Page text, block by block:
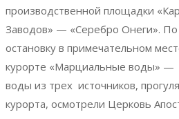
производственной площадки
Заводов» — «Серебро Онеги». По
остановку в примечательном
курорте «Марциальные воды» —
воды из трех источников,
курорта, осмотрели Церковь